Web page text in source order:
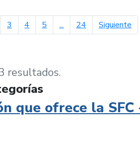
3 4 5 ... 24 Siguiente
resultados.
que ofrece la SFC